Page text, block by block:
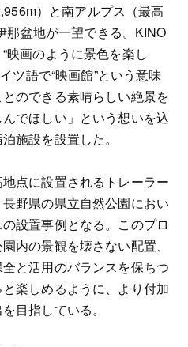
）と南アルプス（最高
那盆地が一望できる。KINO
映画のように景色を楽し
ツ語で“映画館”という意味
のできる素晴らしい絶景を
でほしい」という想いを込
施設を設置した。
点に設置されるトレーラー
野県の県立自然公園におい
設置事例となる。このプロ
内の景観を壊さない配置、
と活用のバランスを保ちつ
楽しめるように、より付加
目指している。